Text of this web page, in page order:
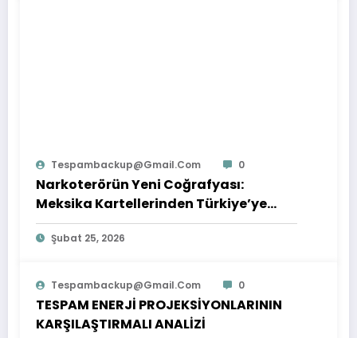
Tespambackup@gmail.com 0
Narkoterörün Yeni Coğrafyası:
Meksika Kartellerinden Türkiye’ye
Çıkarılan Dersler
Şubat 25, 2026
Tespambackup@gmail.com 0
TESPAM ENERJİ PROJEKSİYONLARININ
KARŞILAŞTIRMALI ANALİZİ